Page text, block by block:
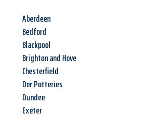
Aberdeen
Bedford
Blackpool
Brighton and Hove
Chesterfield
Der Potteries
Dundee
Exeter